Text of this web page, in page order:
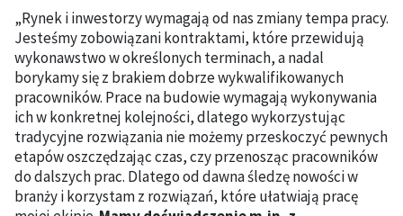
„Rynek i inwestorzy wymagają od nas zmiany tempa pracy.
Jesteśmy zobowiązani kontraktami, które przewidują
wykonawstwo w określonych terminach, a nadal
borykamy się z brakiem dobrze wykwalifikowanych
pracowników. Prace na budowie wymagają wykonywania
ich w konkretnej kolejności, dlatego wykorzystując
tradycyjne rozwiązania nie możemy przeskoczyć pewnych
etapów oszczędzając czas, czy przenosząc pracowników
do dalszych prac. Dlatego od dawna śledzę nowości w
branży i korzystam z rozwiązań, które ułatwiają pracę